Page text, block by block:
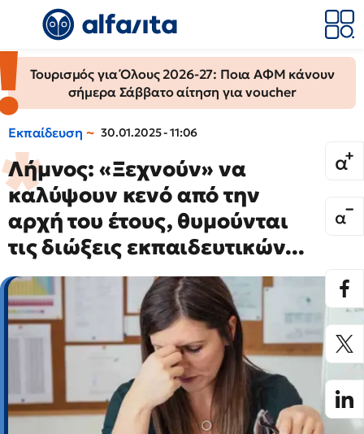
Τουρισμός για Όλους 2026-27: Ποια ΑΦΜ κάνουν
σήμερα Σάββατο αίτηση για voucher
Εκπαίδευση 30.01.2025 - 11:06
Λήμνος: «Ξεχνούν» να
καλύψουν κενό από την
αρχή του έτους, θυμούνται
τις διώξεις εκπαιδευτικών...